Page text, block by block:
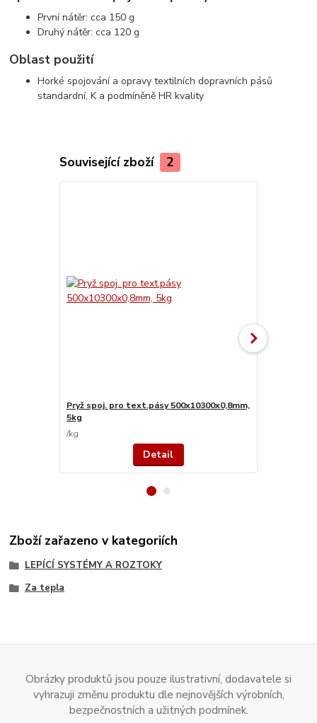
První nátěr: cca 150 g
Druhý nátěr: cca 120 g
Oblast použití
Horké spojování a opravy textilních dopravních pásů
standardní, K a podmíněně HR kvality
Související zboží 2
Pryž spoj. pro text.pásy 500x10300x0,8mm,
5kg
/kg
Detail
Zboží zařazeno v kategoriích
LEPÍCÍ SYSTÉMY A ROZTOKY
Za tepla
Obrázky produktů jsou pouze ilustrativní, dodavatele si
vyhrazuji změnu produktu dle nejnovějších výrobních,
bezpečnostních a užitných podmínek.